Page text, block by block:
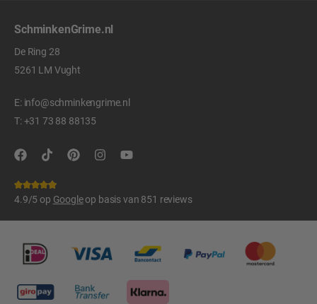
SchminkenGrime.nl
De Ring 28
5261 LM Vught
E: info@schminkengrime.nl
T:+31 73 88 88135
4.9/5 op Googleop basis van 851 reviews